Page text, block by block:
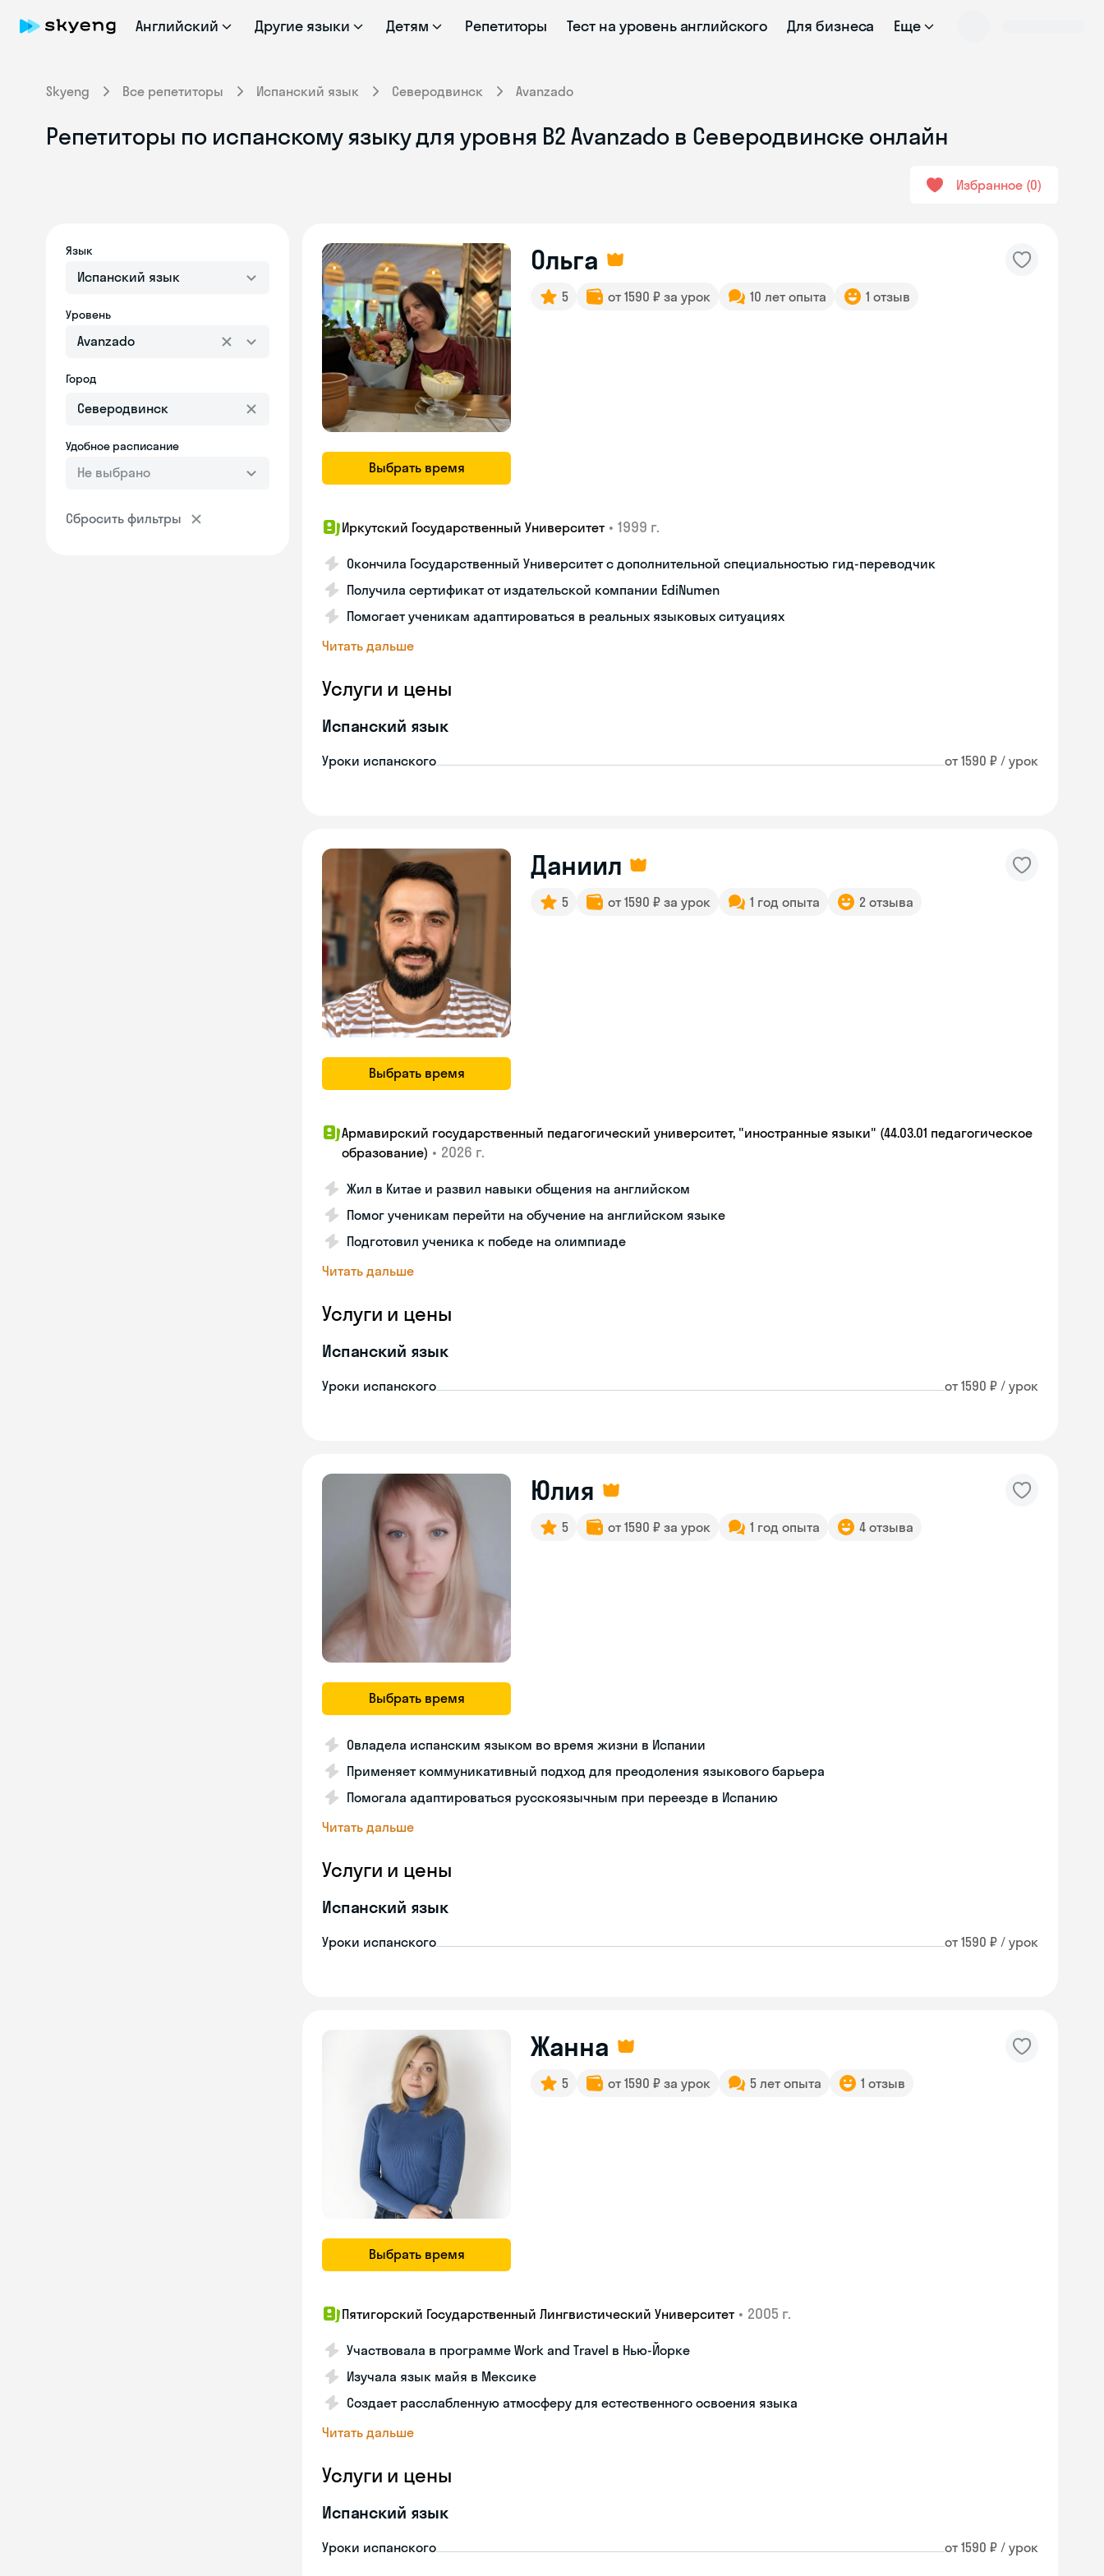
Английский Другие языки Детям Репетиторы Тест на уровень английского Для бизнеса Еще
Skyeng Все репетиторы Испанский язык Северодвинск Avanzado
Репетиторы по испанскому языку для уровня B2 Avanzado в Северодвинске онлайн
Избранное 0
Язык
Испанский язык
Уровень
Avanzado
Город
Удобное расписание
Не выбрано
Сбросить фильтры
Выбрать время
Ольга
5 от 1590 ₽ за урок 10 лет опыта 1 отзыв
Иркутский Государственный Университет • 1999 г.
Окончила Государственный Университет с дополнительной специальностью гид-переводчик
Получила сертификат от издательской компании EdiNumen
Помогает ученикам адаптироваться в реальных языковых ситуациях
Читать дальше
Услуги и цены
Испанский язык
Уроки испанского от 1590 ₽ / урок
Выбрать время
Даниил
5 от 1590 ₽ за урок 1 год опыта 2 отзыва
Армавирский государственный педагогический университет, "иностранные языки" (44.03.01 педагогическое
образование) • 2026 г.
Жил в Китае и развил навыки общения на английском
Помог ученикам перейти на обучение на английском языке
Подготовил ученика к победе на олимпиаде
Читать дальше
Услуги и цены
Испанский язык
Уроки испанского от 1590 ₽ / урок
Выбрать время
Юлия
5 от 1590 ₽ за урок 1 год опыта 4 отзыва
Овладела испанским языком во время жизни в Испании
Применяет коммуникативный подход для преодоления языкового барьера
Помогала адаптироваться русскоязычным при переезде в Испанию
Читать дальше
Услуги и цены
Испанский язык
Уроки испанского от 1590 ₽ / урок
Выбрать время
Жанна
5 от 1590 ₽ за урок 5 лет опыта 1 отзыв
Пятигорский Государственный Лингвистический Университет • 2005 г.
Участвовала в программе Work and Travel в Нью-Йорке
Изучала язык майя в Мексике
Создает расслабленную атмосферу для естественного освоения языка
Читать дальше
Услуги и цены
Испанский язык
Уроки испанского от 1590 ₽ / урок